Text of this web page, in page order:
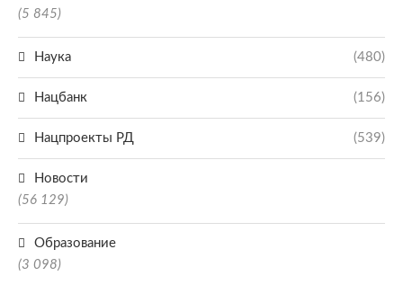
(5 845)
Наука (480)
Нацбанк (156)
Нацпроекты РД (539)
Новости
(56 129)
Образование
(3 098)